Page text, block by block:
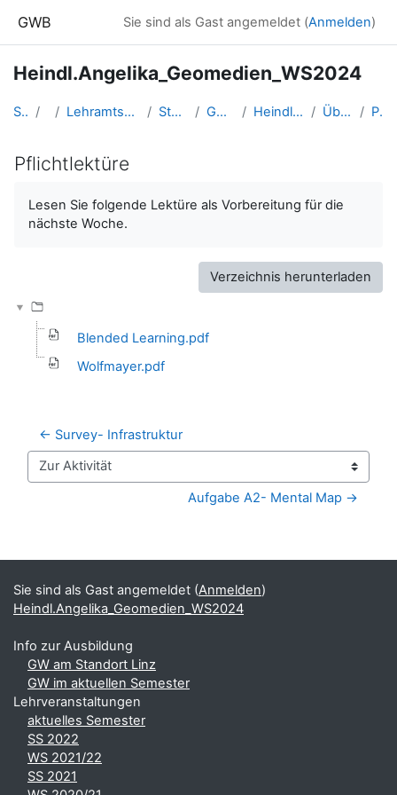
GWB Sie sind als Gast angemeldet (Anmelden)
Heindl.Angelika_Geomedien_WS2024
Startseite Kurse Lehramtsausbildung GW im Cluster Österreich Mitte Studentische Lernkurse Geomedien - WS 2024 Heindl.Angelika_Geomedien_WS2024 Übungskurs Geomedien Pflichtlektüre
Pflichtlektüre
Lesen Sie folgende Lektüre als Vorbereitung für die
nächste Woche.
Verzeichnis herunterladen
Blended Learning.pdf
Wolfmayer.pdf
← Survey- Infrastruktur
Zur Aktivität
Aufgabe A2- Mental Map →
Ergänzungsblöcke
Sie sind als Gast angemeldet (Anmelden)
Heindl.Angelika_Geomedien_WS2024
Info zur Ausbildung
GW am Standort Linz
GW im aktuellen Semester
Lehrveranstaltungen
aktuelles Semester
SS 2022
WS 2021/22
SS 2021